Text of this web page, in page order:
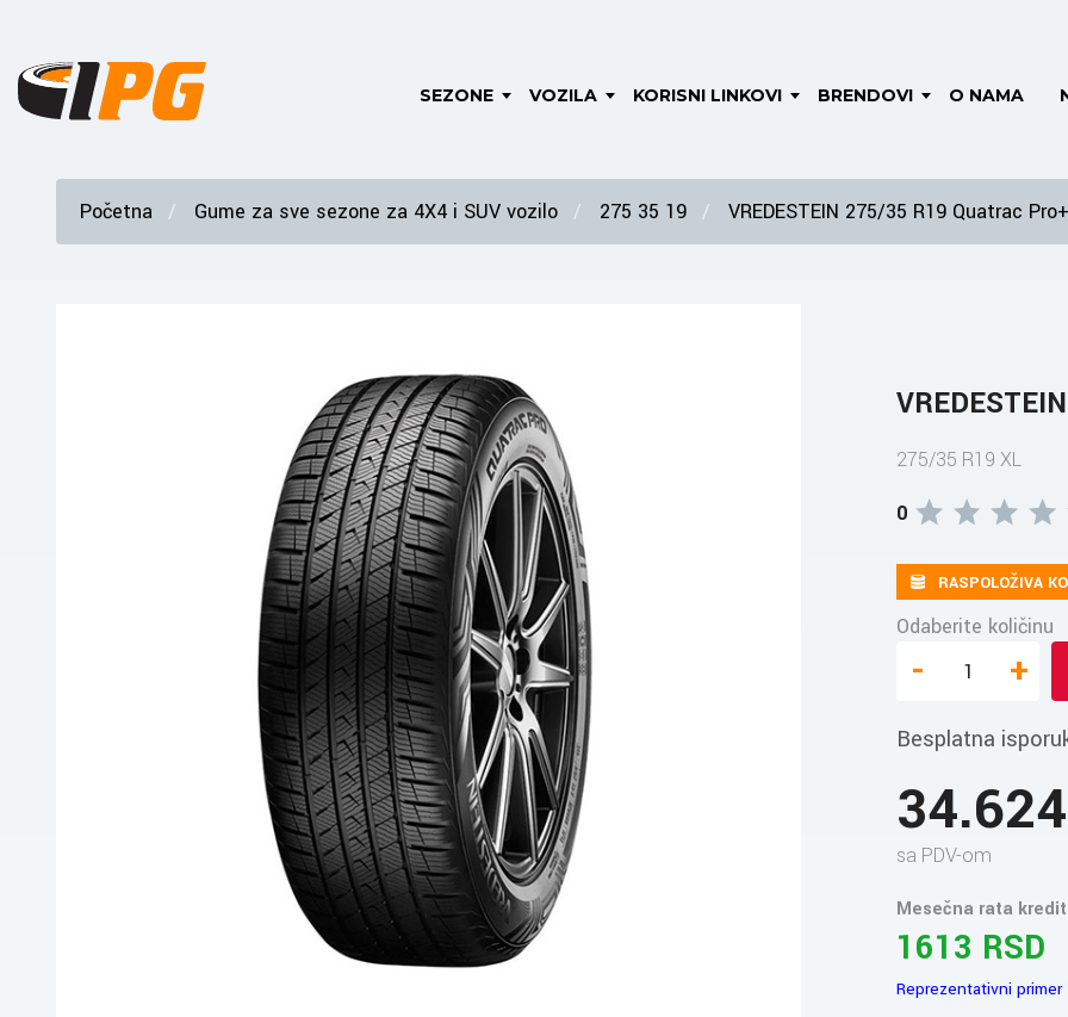
SEZONE VOZILA KORISNI LINKOVI BRENDOVI O NAMA
Početna Gume za sve sezone za 4X4 i SUV vozilo 275 35 19 VREDESTEIN 275/35 R19 Quatrac
275/35 R19 XL
0
RASPOLOŽIVA
Odaberite količinu
- +
Besplatna
sa PDV-om
Mesečna rata
1613 RSD
Reprezentativni primer